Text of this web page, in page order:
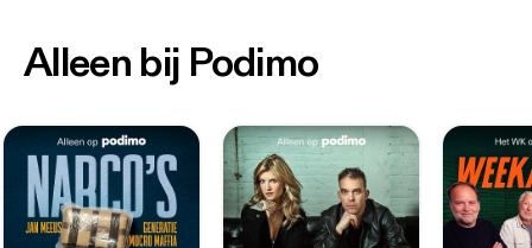
Alleen bij Podimo